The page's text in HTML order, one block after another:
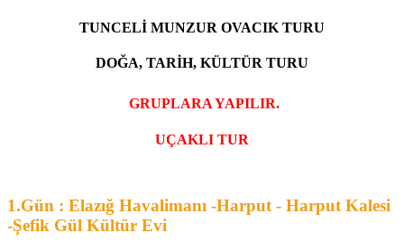
TUNCELİ MUNZUR OVACIK TURU
DOĞA, TARİH, KÜLTÜR TURU
GRUPLARA YAPILIR.
UÇAKLI TUR
1.Gün : Elazığ Havalimanı -Harput - Harput Kalesi
-Şefik Gül Kültür Evi